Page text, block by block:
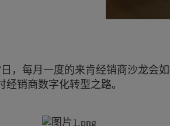
日，每月一度的来肯经销商沙龙会
经销商数字化转型之路。